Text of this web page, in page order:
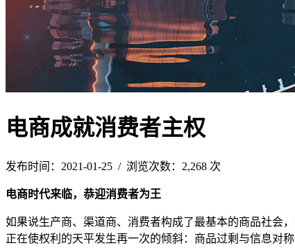
电商成就消费者主权
发布时间：2021-01-25 / 浏览次数：2,268 次
电商时代来临，恭迎消费者为王
如果说生产商、渠道商、消费者构成了最基本的商品社会
正在使权利的天平发生再一次的倾斜：商品过剩与信息对